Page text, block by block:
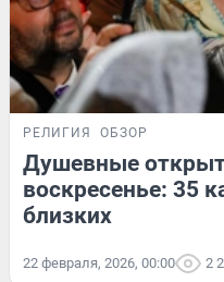
РЕЛИГИЯ ОБЗОР
Душевные
воскресенье: 35
близких
22 февраля, 2026, 00:00 2